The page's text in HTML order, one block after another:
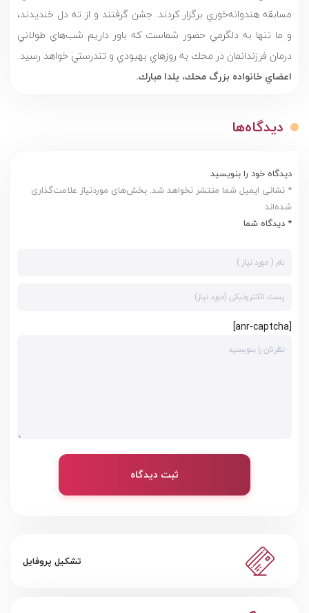
مسابقه هندوانه‌خوري برگزار كردند. جشن گرفتند و از ته دل خنديدند،
و ما تنها به دلگرمي حضور شماست كه باور داريم شب‌هاي طولاني
درمان فرزندانمان در محك به روزهاي بهبودي و تندرستي خواهد رسيد.
اعضاي خانواده بزرگ محك، يلدا مبارك.
دیدگاه‌ها
دیدگاه خود را بنویسید
* نشانی ایمیل شما منتشر نخواهد شد. بخش‌های موردنیاز علامت‌گذاری
شده‌اند
* دیدگاه شما
[anr-captcha]
ثبت دیدگاه
تشکیل پروفایل